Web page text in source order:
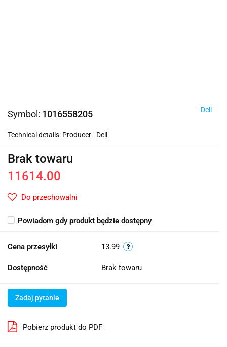
Symbol: 1016558205 Dell
Technical details: Producer - Dell
Brak towaru
11614.00
Do przechowalni
Powiadom gdy produkt będzie dostępny
Cena przesyłki 13.99
Dostępność Brak towaru
Zadaj pytanie
Pobierz produkt do PDF